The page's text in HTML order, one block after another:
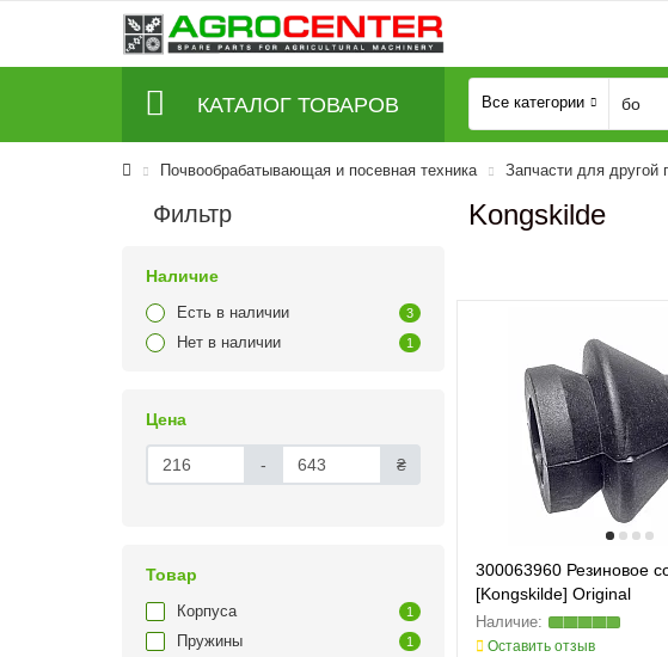
КАТАЛОГ ТОВАРОВ Все категории
Почвообрабатывающая и посевная техника Запчасти для другой
Фильтр
Наличие
Есть в наличии 3
Нет в наличии 1
Цена
- ₴
Товар
Корпуса 1
Пружины 1
Kongskilde
300063960 Резиновое
[Kongskilde] Original
Оставить отзыв